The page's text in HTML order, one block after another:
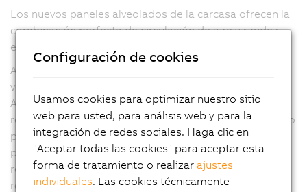
Los nuevos paneles alveolados de la carcasa ofrecen la
combinación perfecta de circulación de aire y rigidez
estructural.
Algunos procesadores pueden funcionar sin
ventiladores. Sin embargo, incluso sin ventiladores, el
Automation PC 910 es capaz de lograr resultados de
rendimiento que las generaciones anteriores de PC sólo
podían conseguir con ventiladores. En la gama alta, los
procesadores de cuatro núcleos pueden utilizarse con
refrigeración por ventilador para alcanzar valores de
rendimiento que no hace mucho tiempo habrían sido
Configuración de cookies
Usamos cookies para optimizar nuestro sitio
web para usted, para análisis web y para la
integración de redes sociales. Haga clic en
"Aceptar todas las cookies" para aceptar esta
forma de tratamiento o realizarajustes
individuales. Las cookies técnicamente